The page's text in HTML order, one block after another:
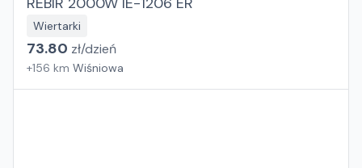
Wiertarki
73.80 zł/dzień
+156 km Wiśniowa